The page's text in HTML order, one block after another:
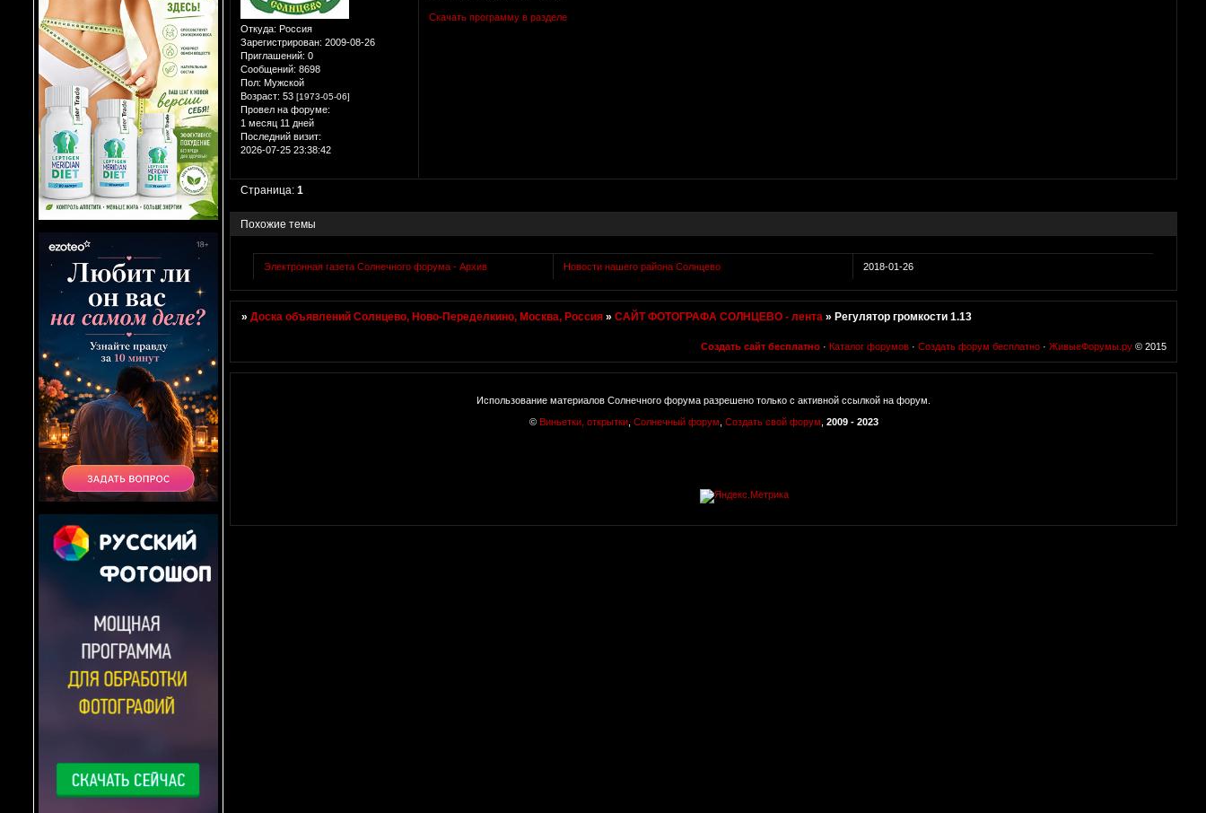
Откуда: Россия
Зарегистрирован: 2009-08-26
Приглашений: 0
Сообщений: 8698
Пол: Мужской
Возраст: 53 [1973-05-06]
Провел на форуме:
1 месяц 11 дней
Последний визит:
2026-07-25 23:38:42
Скачать программу в разделе
Страница:1
Похожие темы
Электронная газета Солнечного форума - Архив Новости нашего района Солнцево 2018-01-26
»Доска объявлений Солнцево, Ново-Переделкино, Москва, Россия »САЙТ ФОТОГРАФА СОЛНЦЕВО - лента »Регулятор громкости 1.13
Создать сайт бесплатно · Каталог форумов · Создать форум бесплатно · ЖивыеФорумы.ру © 2015
Использование материалов Солнечного форума разрешено только с активной ссылкой на форум.
© Виньетки, открытки, Солнечный форум Создать свой форум 2009 - 2023